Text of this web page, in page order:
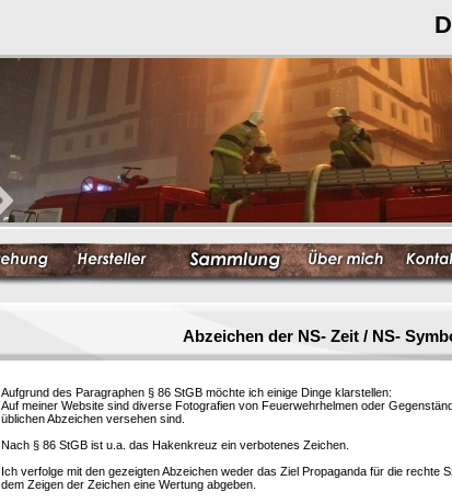
Abzeichen der NS- Zeit / NS-
Aufgrund des Paragraphen § 86 StGB möchte ich einige Dinge klarstellen:
Auf meiner Website sind diverse Fotografien von Feuerwehrhelmen oder
üblichen Abzeichen versehen sind.
Nach § 86 StGB ist u.a. das Hakenkreuz ein verbotenes Zeichen.
Ich verfolge mit den gezeigten Abzeichen weder das Ziel Propaganda für die rechte
dem Zeigen der Zeichen eine Wertung abgeben.